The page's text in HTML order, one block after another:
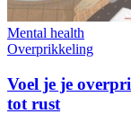
Mental health
Overprikkeling
Voel je je
tot rust